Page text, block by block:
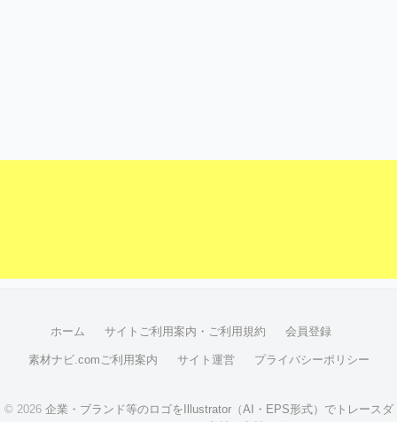
ホーム サイトご利用案内・ご利用規約 会員登録
素材ナビ.comご利用案内 サイト運営 プライバシーポリシー
© 2026 企業・ブランド等のロゴをIllustrator（AI・EPS形式）でトレースダ